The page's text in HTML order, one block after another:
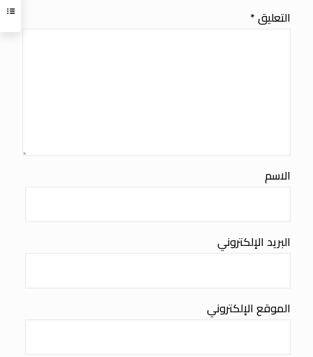
التعليق*
الاسم
البريد الإلكتروني
الموقع الإلكتروني